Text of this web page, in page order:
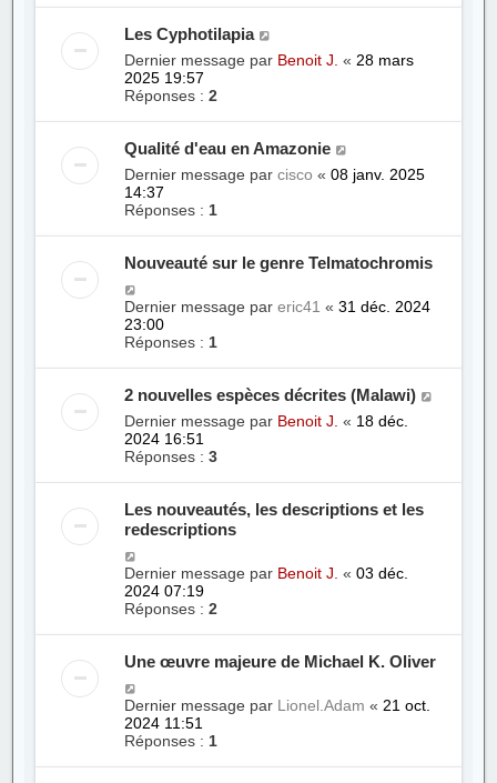
Les Cyphotilapia
Dernier message par Benoit J. « 28 mars
2025 19:57
Réponses :2
Qualité d'eau en Amazonie
Dernier message parcisco «08 janv. 2025
14:37
Réponses : 1
Nouveauté sur le genre Telmatochromis
Dernier message pareric41 «31 déc. 2024
23:00
Réponses : 1
2 nouvelles espèces décrites (Malawi)
Dernier message par Benoit J. « 18 déc.
2024 16:51
Réponses :3
Les nouveautés, les descriptions et les
redescriptions
Dernier message par Benoit J. «03 déc.
2024 07:19
Réponses :2
Une œuvre majeure de Michael K. Oliver
Dernier message par Lionel.Adam « 21 oct.
2024 11:51
Réponses : 1